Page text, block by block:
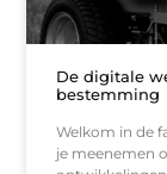
De digitale
bestemming
Welkom in de
je meenemen